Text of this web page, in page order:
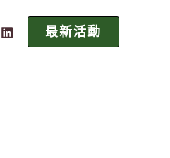
最新活動